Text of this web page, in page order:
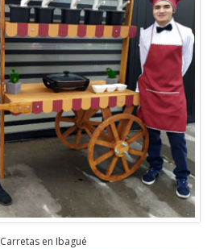
Carretas en Ibagué